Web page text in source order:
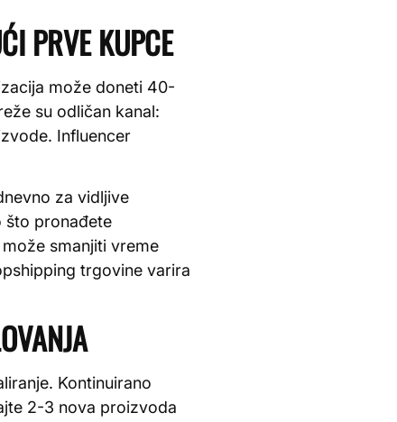
PRVE KUPCE
može doneti 40-
su odličan kanal:
Influencer
za vidljive
što pronađete
može smanjiti vreme
trgovine varira
Kontinuirano
2-3 nova proizvoda